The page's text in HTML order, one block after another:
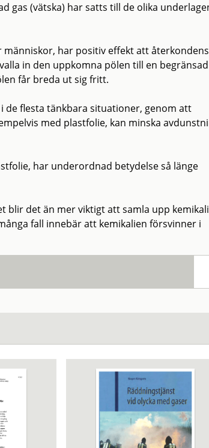
gas (vätska) har satts till de olika
har positiv effekt att
in den uppkomna pölen till en
får breda ut sig fritt.
de flesta tänkbara situationer, genom att
med plastfolie, kan minska
har underordnad betydelse så länge
blir det än mer viktigt att samla upp
fall innebär att kemikalien försvinner i